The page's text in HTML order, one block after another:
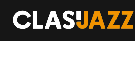
content
404